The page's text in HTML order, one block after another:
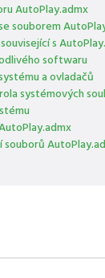
AutoPlay.admx
souborem
s
softwaru
a ovladačů
systémových
souborů